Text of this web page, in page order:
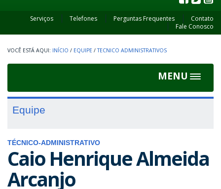
Serviços Telefones Perguntas Frequentes
Contato
Fale Conosco
INÍCIO / EQUIPE / TECNICO ADMINISTRATIVOS
MENU
Toggle
Equipe
TÉCNICO-ADMINISTRATIVO
Caio Henrique Almeida
Arcanjo